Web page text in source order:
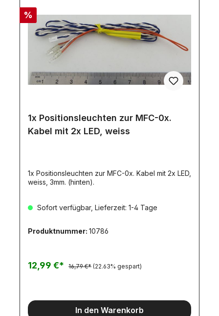
%
1x Positionsleuchten zur MFC-0x.
Kabel mit 2x LED, weiss
1x Positionsleuchten zur MFC-0x. Kabel mit 2x LED,
weiss, 3mm. (hinten).
Sofort verfügbar, Lieferzeit: 1-4 Tage
Produktnummer: 10786
12,99 €* 16,79 €* (22.63% gespart)
In den Warenkorb